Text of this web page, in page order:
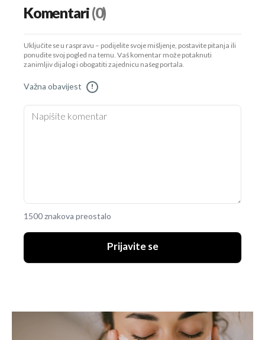
Komentari(0)
Uključite se u raspravu – podijelite svoje mišljenje, postavite pitanja ili
ponudite svoj pogled na temu. Vaš komentar može potaknuti
zanimljiv dijalog i obogatiti zajednicu našeg portala.
Važna obavijest !
1500 znakova preostalo
Prijavite se